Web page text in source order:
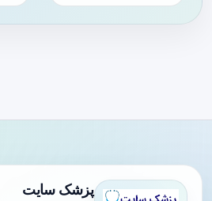
پزشک سایت